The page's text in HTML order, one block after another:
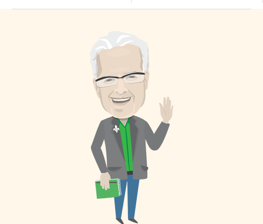
vous en défaire, vous le voyez
partout», commente Alexandra
Suda, directrice du Musée des
beaux-arts du Canada à Ottawa.
Cette éminente historienne de
l’art participait cette semaine, à
Toronto, à une avant-première
de l’exposition Early Rubens,
au Musée des beaux-arts de
l’Ontario (Art Gallery of
Ontario). L’exposition porte sur
les oeuvres produites durant
homme misérable, travaillant
comme clown dans une
compagnie miteuse de la ville
où il passe son temps à
échapper aux voyous qui
veulent le mettre à terre. En
sortant du travail, il rentre chez
sa mère dont […]